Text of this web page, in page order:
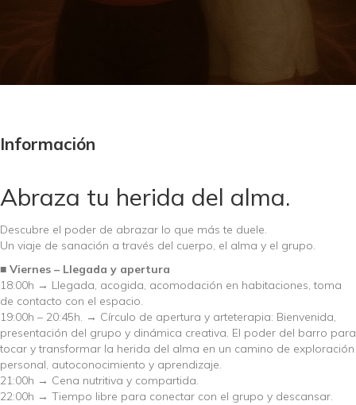
Información
Abraza tu herida del alma.
Descubre el poder de abrazar lo que más te duele.
Un viaje de sanación a través del cuerpo, el alma y el grupo.
■ Viernes – Llegada y apertura
18:00h → Llegada, acogida, acomodación en habitaciones, toma
de contacto con el espacio.
19:00h – 20:45h. → Círculo de apertura y arteterapia: Bienvenida,
presentación del grupo y dinámica creativa. El poder del barro para
tocar y transformar la herida del alma en un camino de exploración
personal, autoconocimiento y aprendizaje.
21:00h → Cena nutritiva y compartida.
22:00h → Tiempo libre para conectar con el grupo y descansar.